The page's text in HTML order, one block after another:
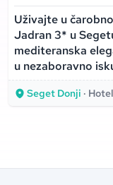
Uživajte u
Jadran 3* u
mediteranska
u nezaboravno
Seget Donji ·